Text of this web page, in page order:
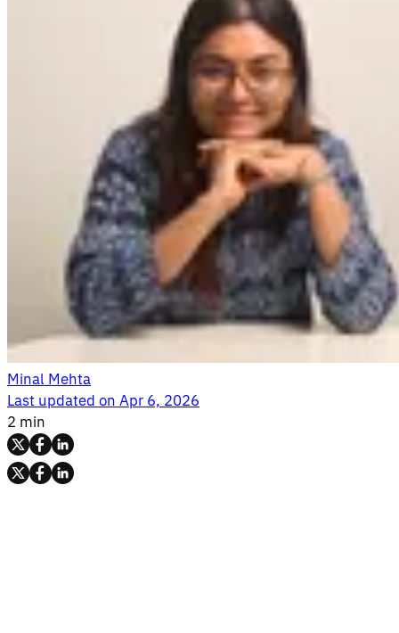
Minal Mehta
Last updated onApr 6, 2026
2 min